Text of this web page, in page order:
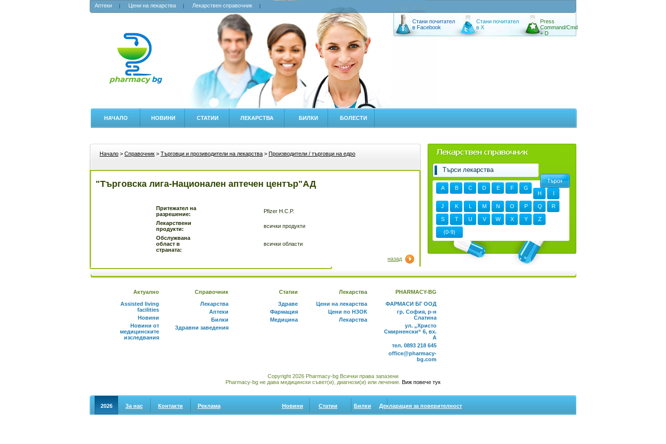
Аптеки Цени на лекарства Лекарствен справочник
Стани почитател
в Facebook
Стани почитател
в X
Press
Command/Cmd
+ D
НАЧАЛО НОВИНИ СТАТИИ ЛЕКАРСТВА БИЛКИ БОЛЕСТИ
Начало > Справочник > Търговци и прозиводители на лекарства > Производители / търговци на едро
"Търговска лига-Национален аптечен център"АД
Притежател на
разрешение:
Pfizer H.C.P.
Лекарствени
продукти:
всички продукти
Обслужвана
област в
страната:
всички области
назад
A B C D E F
G
H
I
J K L M N O P Q R
S T U V W X Y Z
(0-9)
Актуално
Assisted living
facilities
Новини
Новини от
медицинските
изследвания
Справочник
Лекарства
Аптеки
Билки
Здравни заведения
Статии
Здраве
Фармация
Медицина
Лекарства
Цени на лекарства
Цени по НЗОК
Лекарства
PHARMACY-BG
ФАРМАСИ БГ ООД
гр. София, р-н
Слатина
ул. „Христо
Смирненски“ 6, вх.
А
тел. 0893 218 645
office@pharmacy-
bg.com
Copyright 2026 Pharmacy-bg Всички права запазени
Pharmacy-bg не дава медицински съвет(и), диагнози(и) или лечение. Виж повече тук
2026 За нас Контакти Реклама Новини Статии Билки Декларация за поверителност